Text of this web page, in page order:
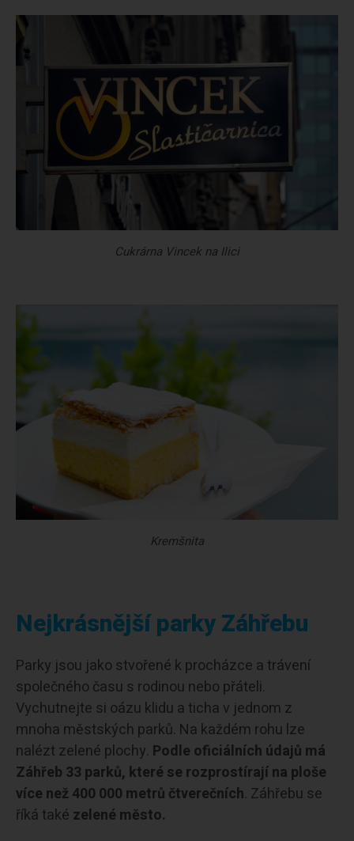
Cukrárna Vincek na Ilici
Kremšnita
Nejkrásnější parky Záhřebu
Parky jsou jako stvořené k procházce a trávení
společného času s rodinou nebo přáteli.
Vychutnejte si oázu klidu a ticha v jednom z
mnoha městských parků. Na každém rohu lze
nalézt zelené plochy. Podle oficiálních údajů má
Záhřeb 33 parků, které se rozprostírají na ploše
více než 400 000 metrů čtverečních. Záhřebu se
říká také zelené město.